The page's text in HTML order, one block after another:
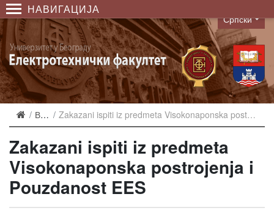
НАВИГАЦИЈА
Language
Српски
Вести Zakazani ispiti iz predmeta Visokonaponska postrojenja i Pouzdanost EES
Zakazani ispiti iz predmeta
Visokonaponska postrojenja i
Pouzdanost EES